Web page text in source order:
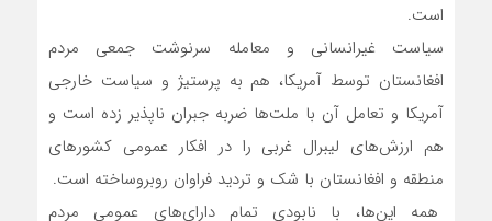
است.
سیاست غیرانسانی و معامله سرنوشت جمعی مردم
افغانستان توسط آمریکا، هم به پرستیژ و سیاست خارجی
آمریکا و تعامل آن با ملت‌ها ضربه جبران ناپذیر زده است و
هم ارزش‌های لیبرال غربی را در افکار عمومی کشورهای
منطقه و افغانستان با شک و تردید فراوان روبروساخته است.
همه این‌ها، با نابودی تمام دارای‌های عمومی مردم